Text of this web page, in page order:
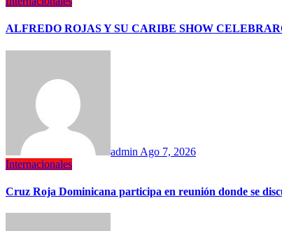
ALFREDO ROJAS Y SU CARIBE SHOW
admin Ago 7, 2026
Internacionales
Cruz Roja Dominicana participa en reunión donde se